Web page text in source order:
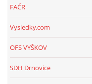
FAČR
Vysledky.com
OFS VYŠKOV
SDH Drnovice